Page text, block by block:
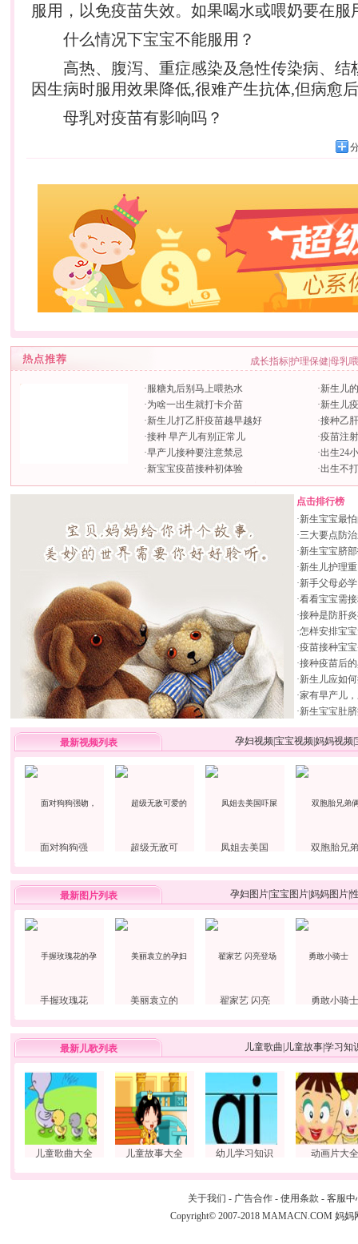
服用，以免疫苗失效。如果喝水或喂奶要在服
什么情况下宝宝不能服用？
高热、腹泻、重症感染及急性传染病、结
因生病时服用效果降低,很难产生抗体,但病愈
母乳对疫苗有影响吗？
成长指标护理保健 母乳
·服糖丸后别马上喂热水
·为啥一出生就打卡介苗
·新生儿打乙肝疫苗越早越好
·接种 早产儿有别正常儿
·早产儿接种要注意禁忌
·新宝宝疫苗接种初体验
·新生儿
·新生儿
·接种乙
·疫苗注
·出生24
·出生不
点击排行榜
·新生宝宝最
·三大要点防
·新生宝宝脐
·新生儿护理
·新手父母必
·看看宝宝需
·接种是防肝
·怎样安排宝
·疫苗接种宝
·接种疫苗后
·新生儿应如
·家有早产儿
·新生宝宝肚
最新视频列表 孕妇视频宝宝视频妈妈视频
面对狗狗强 超级无敌可 凤姐去美国 双胞胎兄弟
最新图片列表 孕妇图片宝宝图片妈妈图片
手握玫瑰花 美丽袁立的 翟家艺 闪亮 勇敢小骑士
最新儿歌列表 儿童歌曲 儿童故事学习知
儿童歌曲大全 儿童故事大全 幼儿学习知识 动画片大全
关于我们 - 广告合作 - 使用条款 - 客服中
Copyright© 2007-2018 MAMACN.COM 妈妈